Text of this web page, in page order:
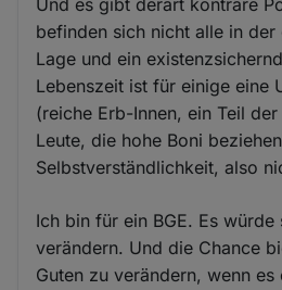
Und es gibt derart konträre
befinden sich nicht alle in
Lage und ein
Lebenszeit ist für einige eine
(reiche Erb-Innen, ein Teil
Leute, die hohe Boni
Selbstverständlichkeit, also
Ich bin für ein BGE. Es würde
verändern. Und die Chance
Guten zu verändern, wenn es